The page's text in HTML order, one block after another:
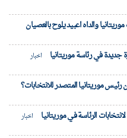
والداه اعبيد يلوح بالعصيان
جديدة في رئاسة موريتانيا
اخبار
موريتانيا المتصدر للانتخابات؟
الرئاسة في موريتانيا
اخبار